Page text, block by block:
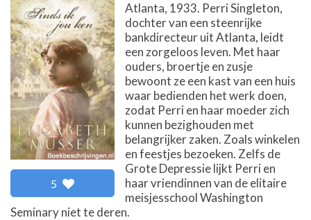
5
Atlanta, 1933. Perri Singleton,
dochter van een steenrijke
bankdirecteur uit Atlanta, leidt
een zorgeloos leven. Met haar
ouders, broertje en zusje
bewoont ze een kast van een huis
waar bedienden het werk doen,
zodat Perri en haar moeder zich
kunnen bezighouden met
belangrijker zaken. Zoals winkelen
en feestjes bezoeken. Zelfs de
Grote Depressie lijkt Perri en
haar vriendinnen van de elitaire
meisjesschool Washington
Seminary niet te deren.